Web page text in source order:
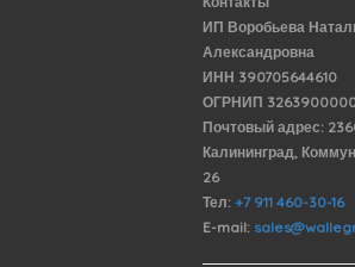
ИП Воробьева
Александровна
ИНН 390705644610
ОГРНИП
Почтовый адрес:
Калининград,
26
Тел: +7 911 460-30-16
E-mail: